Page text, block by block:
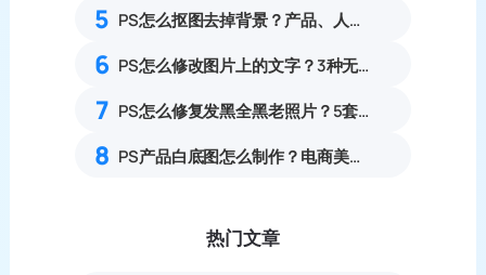
5 PS怎么抠图去掉背景？产品、人像复杂图片抠图实操
6 PS怎么修改图片上的文字？3种无痕改字方案，消除修复痕迹
7 PS怎么修复发黑全黑老照片？5套暗部找回细节旧照修复实操教程
8 PS产品白底图怎么制作？电商美工6步流程
热门文章